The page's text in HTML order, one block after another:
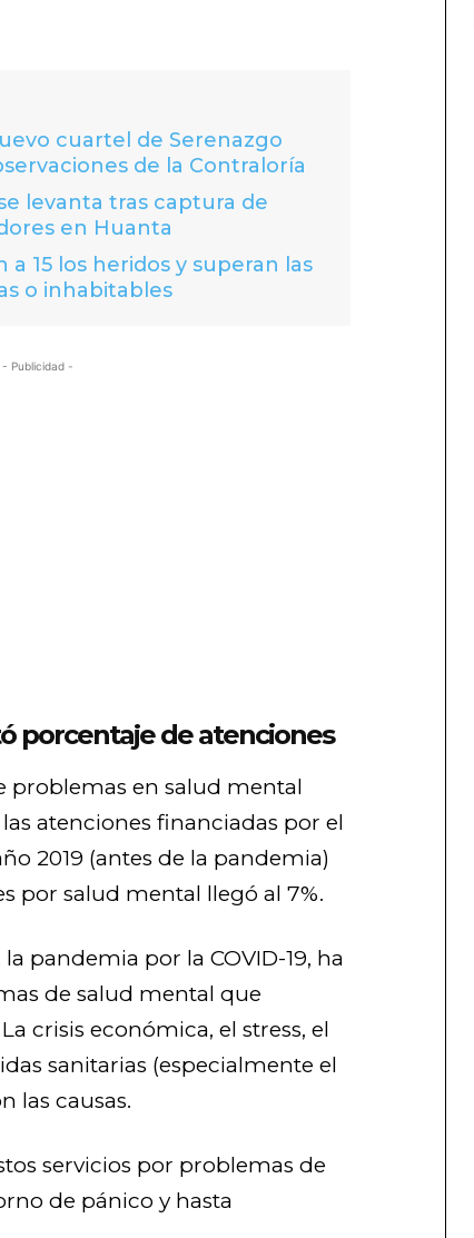
cuartel de Serenazgo
de la Contraloría
levanta tras captura de
en Huanta
a 15 los heridos y superan las
o inhabitables
- Publicidad -
porcentaje de atenciones
problemas en salud mental
atenciones financiadas por el
2019 (antes de la pandemia)
por salud mental llegó al 7%.
pandemia por la COVID-19, ha
de salud mental que
crisis económica, el stress, el
sanitarias (especialmente el
las causas.
servicios por problemas de
de pánico y hasta